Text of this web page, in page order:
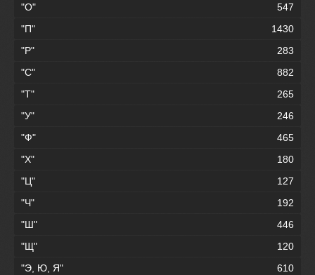
"О"
547
"П"
1430
"Р"
283
"С"
882
"Т"
265
"У"
246
"Ф"
465
"Х"
180
"Ц"
127
"Ч"
192
"Ш"
446
"Щ"
120
"Э, Ю, Я"
610